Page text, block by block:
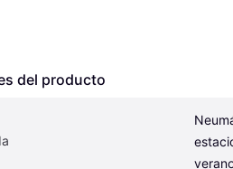
del producto